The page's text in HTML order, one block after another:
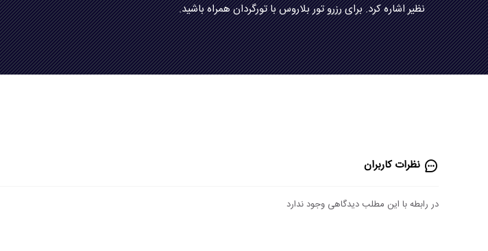
نظیر اشاره کرد. برای رزرو تور بلاروس با تورگردان همراه باشید.
نظرات کاربران
در رابطه با این مطلب دیدگاهی وجود ندارد